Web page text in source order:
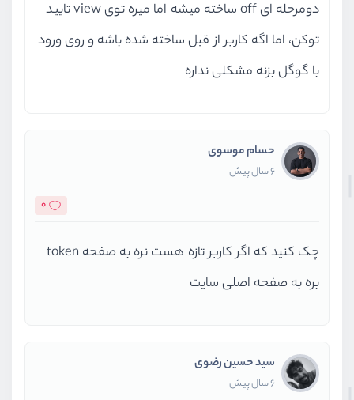
دومرحله ای off ساخته میشه اما میره توی view تایید
توکن، اما اگه کاربر از قبل ساخته شده باشه و روی ورود
با گوگل بزنه مشکلی نداره
حسام موسوی
6 سال پیش
0
چک کنید که اگر کاربر تازه هست نره به صفحه token
بره به صفحه اصلی سایت
سید حسین رضوی
6 سال پیش